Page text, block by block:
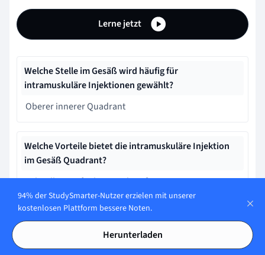
Lerne jetzt
Welche Stelle im Gesäß wird häufig für
intramuskuläre Injektionen gewählt?
Oberer innerer Quadrant
Welche Vorteile bietet die intramuskuläre Injektion
im Gesäß Quadrant?
Schnellere Aufnahme und größere
Injektionsvolumina
Was ermöglicht eine intramuskuläre Injektion?
94% der StudySmarter-Nutzer erzielen mit unserer
kostenlosen Plattform bessere Noten.
Herunterladen